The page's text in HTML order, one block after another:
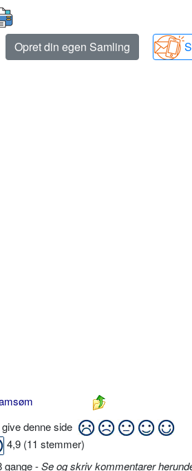
Opret din egen Samling
denne side
4,9 (11 stemmer)
gange -Se og skriv kommentarer